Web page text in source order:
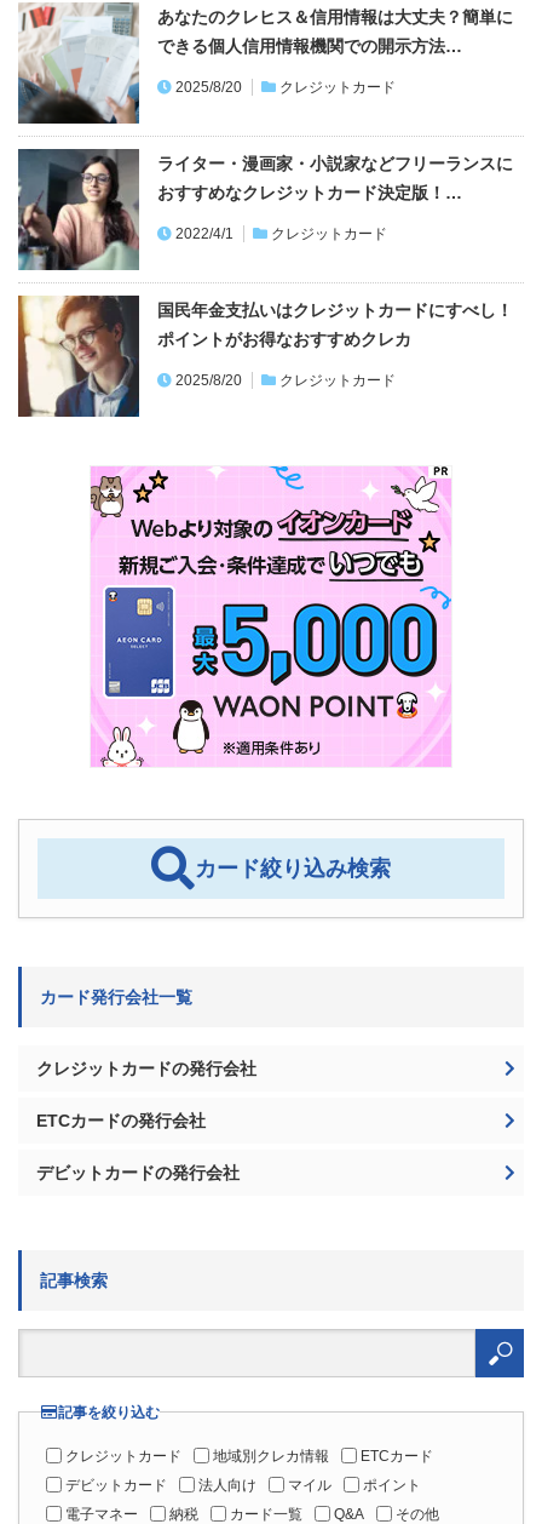
あなたのクレヒス＆信用情報は大丈夫？簡単に
できる個人信用情報機関での開示方法…
2025/8/20 クレジットカード
ライター・漫画家・小説家などフリーランスに
おすすめなクレジットカード決定版！…
2022/4/1 クレジットカード
国民年金支払いはクレジットカードにすべし！
ポイントがお得なおすすめクレカ
2025/8/20 クレジットカード
カード絞り込み検索
カード発行会社一覧
クレジットカードの発行会社
ETCカードの発行会社
デビットカードの発行会社
記事検索
検
記事を絞り込む
クレジットカード 地域別クレカ情報
ETCカード
デビットカード
法人向け マイル
ポイント
電子マネー
納税 カード一覧 Q&A その他